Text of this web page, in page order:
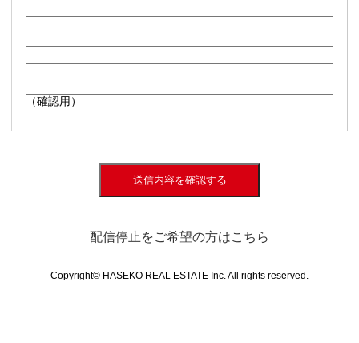
（確認用）
送信内容を確認する
配信停止をご希望の方はこちら
Copyright© HASEKO REAL ESTATE Inc. All rights reserved.